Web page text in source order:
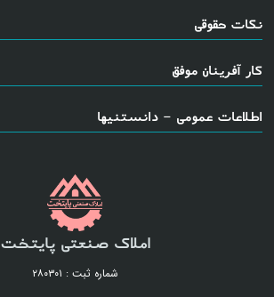
نکات حقوقی
کار آفرینان موفق
اطلاعات عمومی - دانستنیها
املاک صنعتی پایتخت
شماره ثبت : ۲۸۰۳۰۱